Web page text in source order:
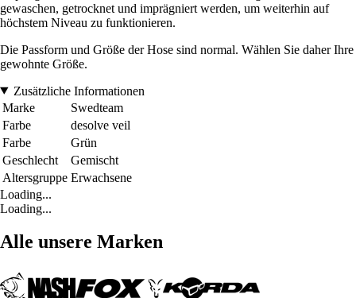
gewaschen, getrocknet und imprägniert werden, um weiterhin auf
höchstem Niveau zu funktionieren.
Die Passform und Größe der Hose sind normal. Wählen Sie daher Ihre
gewohnte Größe.
Zusätzliche Informationen
Marke
Swedteam
Farbe
desolve veil
Farbe
Grün
Geschlecht
Gemischt
Altersgruppe Erwachsene
Loading...
Loading...
Alle unsere Marken